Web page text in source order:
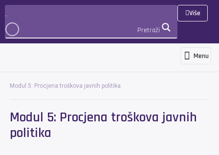
Pretraži
Više
Menu
Modul 5: Procjena troškova javnih politika
Modul 5: Procjena troškova javnih
politika